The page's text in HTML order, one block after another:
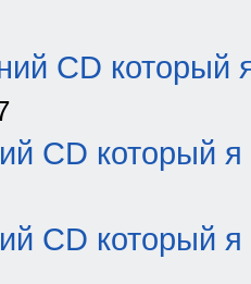
CD который
CD который я
CD который я